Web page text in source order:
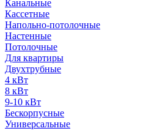
Канальные
Кассетные
Напольно-потолочные
Настенные
Потолочные
Для квартиры
Двухтрубные
4 кВт
8 кВт
9-10 кВт
Бескорпусные
Универсальные